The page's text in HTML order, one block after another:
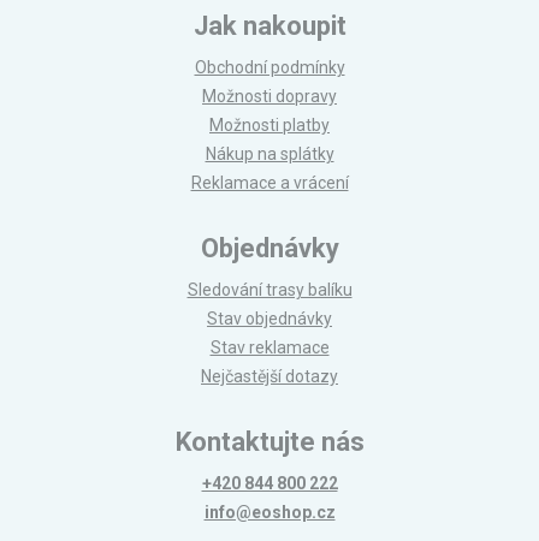
Jak nakoupit
Obchodní podmínky
Možnosti dopravy
Možnosti platby
Nákup na splátky
Reklamace a vrácení
Objednávky
Sledování trasy balíku
Stav objednávky
Stav reklamace
Nejčastější dotazy
Kontaktujte nás
+420 844 800 222
info@eoshop.cz